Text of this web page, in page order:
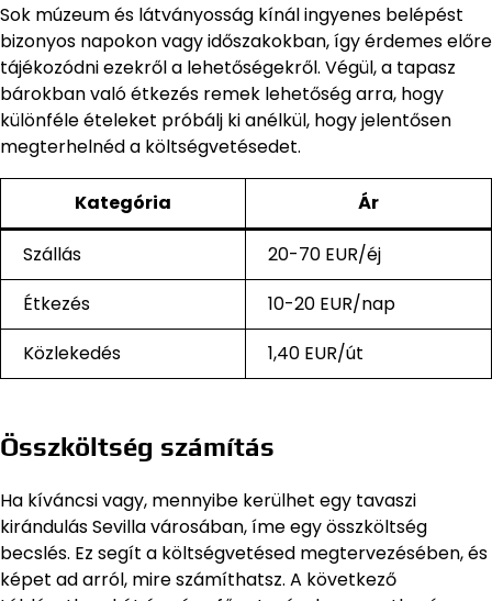
Sok múzeum és látványosság kínál ingyenes belépést
bizonyos napokon vagy időszakokban, így érdemes előre
tájékozódni ezekről a lehetőségekről. Végül, a tapasz
bárokban való étkezés remek lehetőség arra, hogy
különféle ételeket próbálj ki anélkül, hogy jelentősen
megterhelnéd a költségvetésedet.
Kategória Ár
Szállás
20-70 EUR/éj
Étkezés
10-20 EUR/nap
Közlekedés
1,40 EUR/út
Összköltség számítás
Ha kíváncsi vagy, mennyibe kerülhet egy tavaszi
kirándulás Sevilla városában, íme egy összköltség
becslés. Ez segít a költségvetésed megtervezésében, és
képet ad arról, mire számíthatsz. A következő